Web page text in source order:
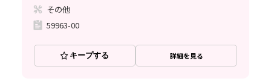
その他
59963-00
キープする 詳細を見る